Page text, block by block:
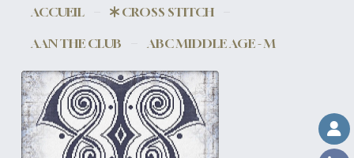
ACCUEIL
CROSS STITCH
AAN THE CLUB
ABC MIDDLE AGE - M